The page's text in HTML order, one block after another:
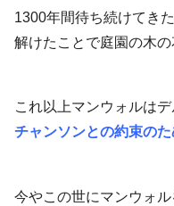
1300年間待ち続けてき
解けたことで庭園の木
これ以上マンウォルは
チャンソンとの約束のた
今やこの世にマンウォ